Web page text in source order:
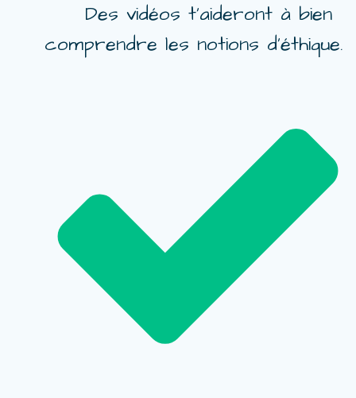
Des vidéos t’aideront à bien
comprendre les notions d’éthique.